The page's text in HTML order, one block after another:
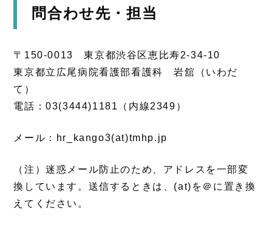
問合わせ先・担当
〒150-0013 東京都渋谷区恵比寿2-34-10
東京都立広尾病院看護部看護科 岩舘（いわだ
て）
電話：03(3444)1181（内線2349）
メール：hr_kango3(at)tmhp.jp
（注）迷惑メール防止のため、アドレスを一部変
換しています。送信するときは、(at)を＠に置き換
えてください。